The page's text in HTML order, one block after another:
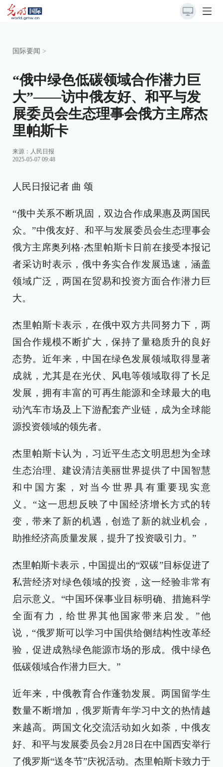
国际要闻 >
“俄中绿色低碳领域合作潜力巨
大”——访中俄友好、和平与发
展委员会生态理事会俄方主席杰
里帕斯卡
来源： 人民日报
2025-05-07 09:48
人民日报记者 曲 颂
“俄中关系不断巩固，双边合作成果惠及两国民
众。”中俄友好、和平与发展委员会生态理事会
俄方主席奥列格·杰里帕斯卡日前在接受本报记
者采访时表示，俄中务实合作发展迅速，涵盖
领域广泛，两国在贸易和投资方面合作潜力巨
大。
杰里帕斯卡表示，在俄中双方共同努力下，两
国合作规模不断扩大，保持了量稳质升的良好
态势。近年来，中国在绿色发展领域取得显著
成就，尤其是在光伏、风电等领域取得了长足
发展，拥有丰富的可再生能源和全球最大的电
动汽车市场及上下游配套产业链，成为全球能
源投资领域的领先者。
杰里帕斯卡认为，习近平生态文明思想为全球
生态治理、建设清洁美丽世界提供了中国智慧
和中国方案，对当今世界具有重要现实意
义。“这一思想反映了中国经济增长方式的转
变，带来了新的机遇，创造了新的就业机会，
助推经济高质量发展，提升了投资吸引力。”
杰里帕斯卡表示，中国提出的“双碳”目标促进了
私营经济对绿色领域的投资，这一经验非常有
启示意义。“中国环保事业目标明确、措施科学
全面有力，给世界其他国家带来启发。”他
说，“俄罗斯可以学习中国供给侧结构性改革经
验，促进成熟绿色能源市场的形成。俄中绿色
低碳领域合作潜力巨大。”
近年来，中俄教育合作蓬勃发展。两国留学生
数量不断增加，俄罗斯青年学习中文的热情越
来越高。两国文化交流活动如火如荼，中俄友
好、和平与发展委员会2月28日在中国西安举行
了俄罗斯“送冬节”庆祝活动。杰里帕斯卡致力于